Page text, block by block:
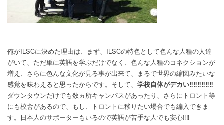
俺がILSCに決めた理由は、まず、ILSCの特色として色んな人種の人達
がいて、ただ単に英語を学ぶだけでなく、色んな人種のコネクションが
増え、さらに色んな文化が見る事が出来て、まるで世界の縮図みたいな
感覚を味わえると思ったからです。そして、 学校自体がデカい‼‼‼‼‼‼
ダウンタウンだけでも数ヵ所キャンパスがあったり、さらにトロント等
にも校舎があるので、もし、トロントに移りたい場合でも編入できま
す。日本人のサポーターもいるので英語が苦手な人でも安心‼‼